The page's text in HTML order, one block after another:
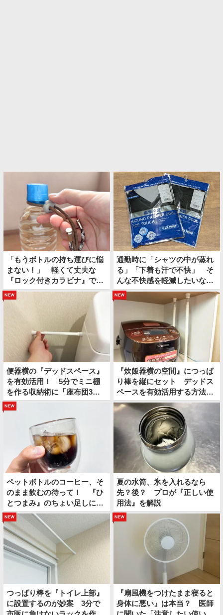
「もうボトルの持ち運びに悩
まない！」 軽くて丈夫な
『ロック付きカラビナ』で夏
のお出かけが快適になる
通勤時に「シャツの中が蒸れ
る」「下着も汗で不快」 そ
んな不快感を軽減したいなら
上下コレにしてみたら？
便器横の『デッドスペース』
を有効活用！ 5分でミニ棚
を作る収納術に「座布団3
枚！」
『炊飯器横の空間』につっぱ
り棒を縦にセット デッドス
ペースを有効活用する方法が
便利
ペットボトルのコーヒー、そ
のまま飲むの待って！ 『ひ
とつまみ』のちょい足しに
「夏にぴったり」「クセにな
る」
夏の水筒、氷を入れるなら
先？後？ プロが『正しい使
用法』を解説
new
つっぱり棒を『トイレ上部』
に設置するのが妙案 3分で
『扇風機をつけたまま寝ると
身体に悪い』は本当？ 医師